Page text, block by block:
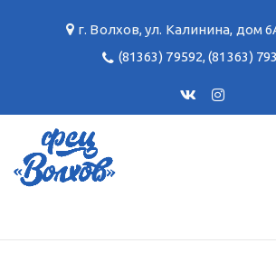
г. Волхов,ул. Калинина, дом
(81363) 79592,(81363)